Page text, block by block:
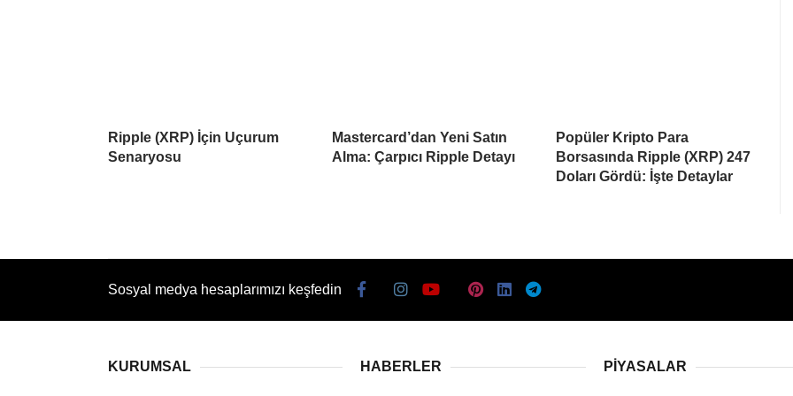
Ripple (XRP) İçin Uçurum
Senaryosu
Mastercard’dan Yeni Satın
Alma: Çarpıcı Ripple Detayı
Popüler Kripto Para
Borsasında Ripple (XRP) 247
Doları Gördü: İşte Detaylar
Sosyal medya hesaplarımızı keşfedin
KURUMSAL HABERLER PIYASALAR